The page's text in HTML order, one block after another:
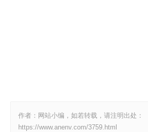
作者：网站小编，如若转载，请注明出处：
https://www.anenv.com/3759.html